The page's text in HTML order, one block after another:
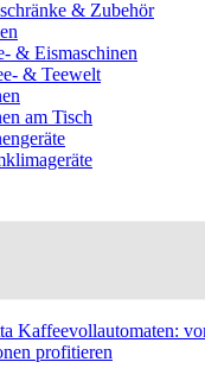
& Zubehör
& Eismaschinen
& Teewelt
am Tisch
Kaffeevollautomaten:
profitieren